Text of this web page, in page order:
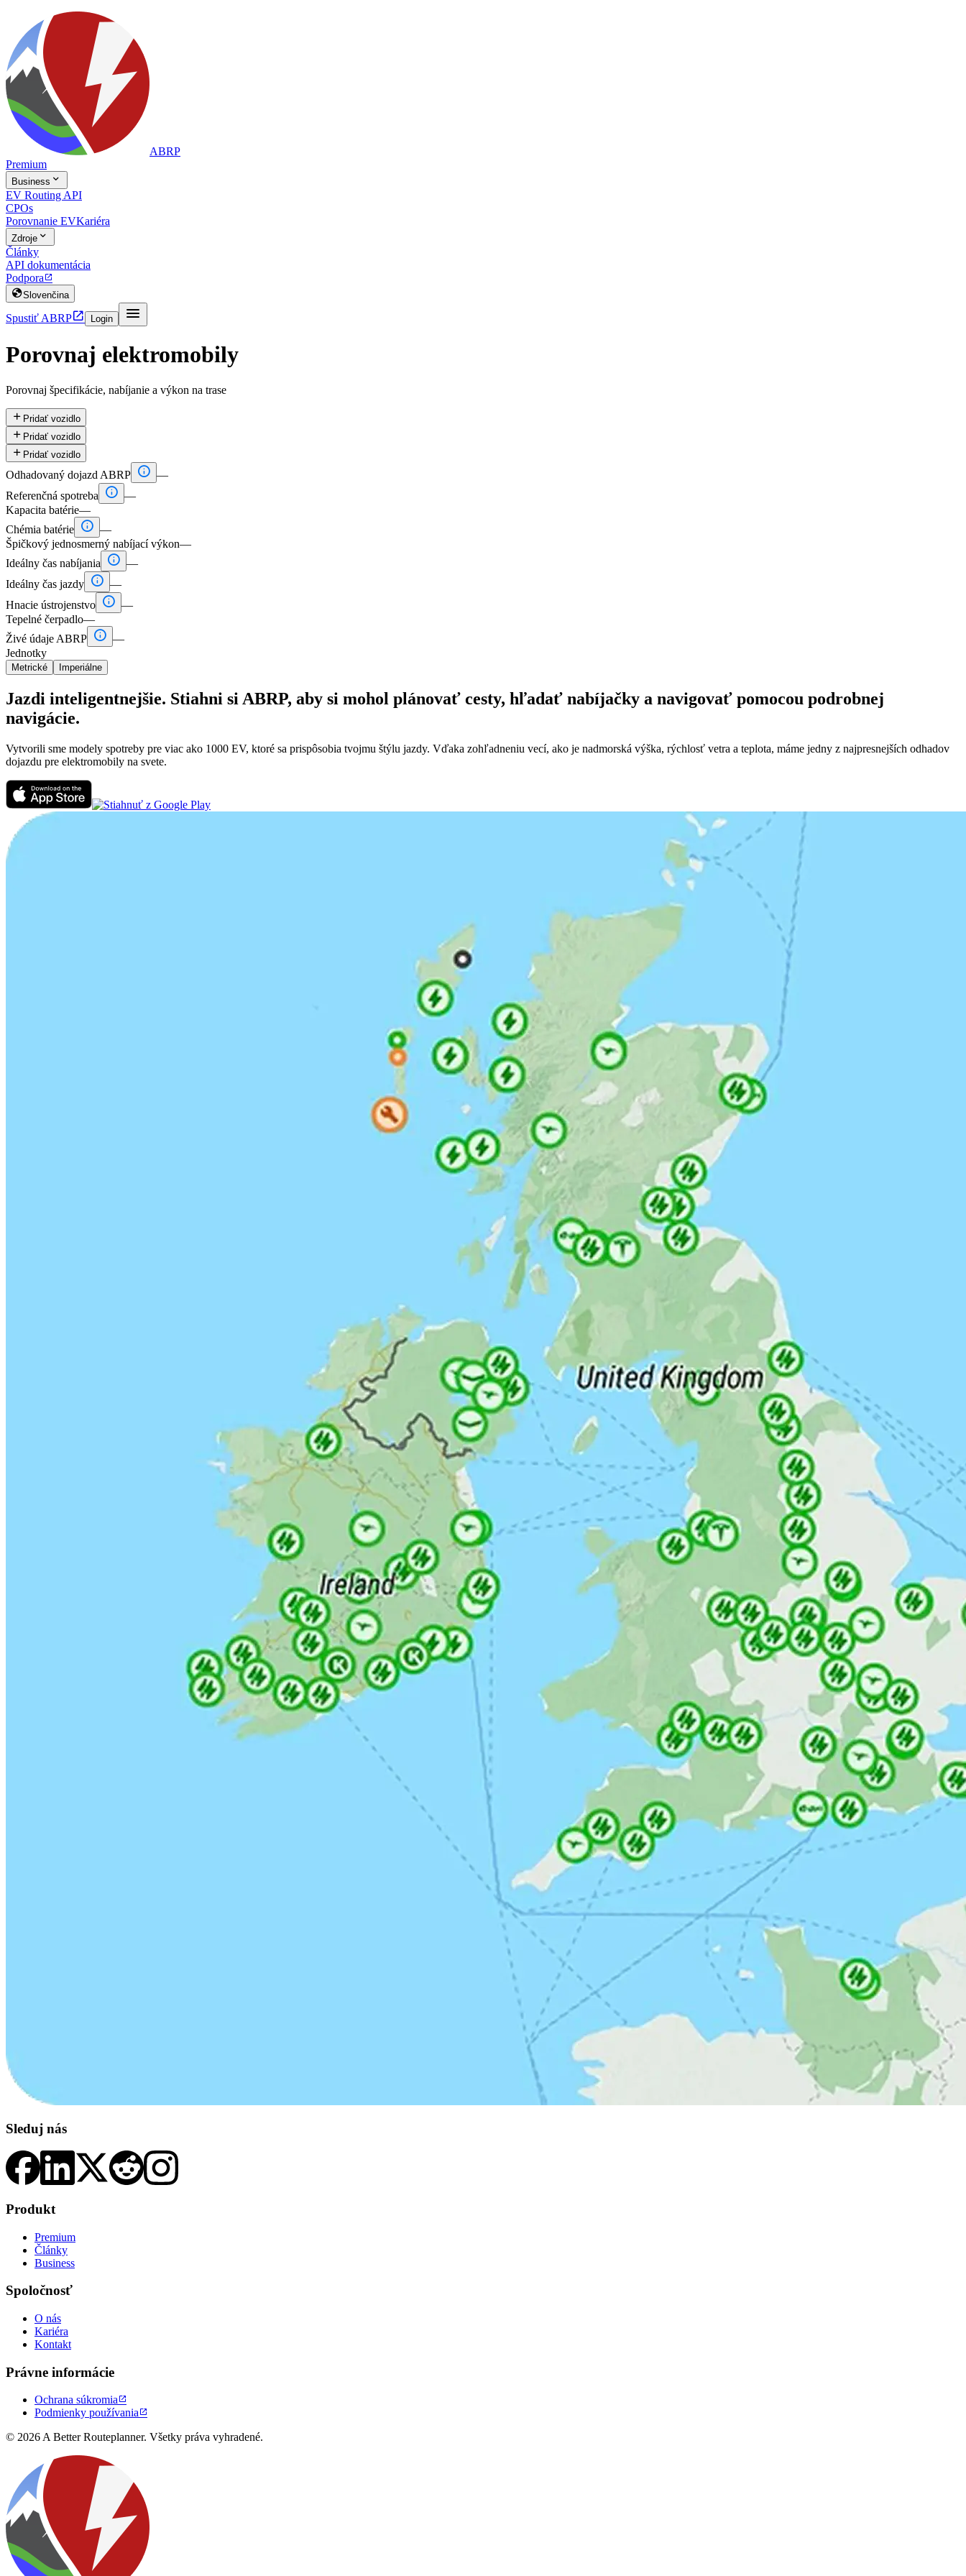
ABRP
Premium
Business 
EV Routing API
CPOs
Porovnanie EVKariéra
Zdroje 
Články
API dokumentácia
Podpora 
Slovenčina
Spustiť ABRP Login 
Porovnaj elektromobily
Porovnaj špecifikácie, nabíjanie a výkon na trase
 Pridať vozidlo
 Pridať vozidlo
 Pridať vozidlo
Odhadovaný dojazd ABRP  —
Referenčná spotreba
 —
Kapacita batérie—
Chémia batérie  —
Špičkový jednosmerný nabíjací výkon—
Ideálny čas nabíjania
 —
Ideálny čas jazdy  —
Hnacie ústrojenstvo  —
Tepelné čerpadlo—
Živé údaje ABRP  —
Jednotky
Metrické Imperiálne
Jazdi inteligentnejšie. Stiahni si ABRP, aby si mohol plánovať cesty, hľadať nabíjačky a navigovať pomocou podrobnej
navigácie.
Vytvorili sme modely spotreby pre viac ako 1000 EV, ktoré sa prispôsobia tvojmu štýlu jazdy. Vďaka zohľadneniu vecí, ako je nadmorská výška, rýchlosť vetra a teplota, máme jedny z najpresnejších odhadov
dojazdu pre elektromobily na svete.
Sleduj nás
Produkt
Premium
Články
Business
Spoločnosť
O nás
Kariéra
Kontakt
Právne informácie
Ochrana súkromia
Podmienky používania
© 2026 A Better Routeplanner. Všetky práva vyhradené.